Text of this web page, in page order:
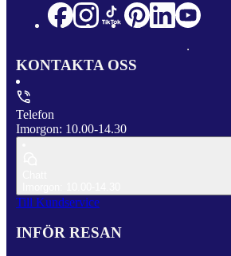
KONTAKTA OSS
Telefon
Imorgon: 10.00-14.30
Till Kundservice
INFÖR RESAN